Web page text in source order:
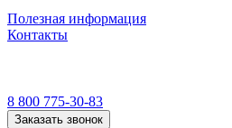
Полезная информация
Контакты
8 800 775-30-83
Заказать звонок